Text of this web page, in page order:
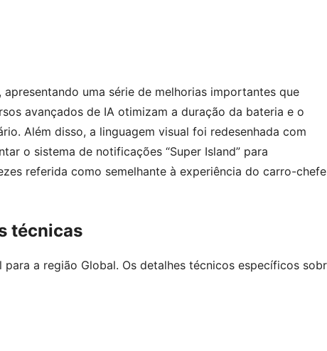
uma série de melhorias importantes que
avançados de IA otimizam a duração da bateria e o
Além disso, a linguagem visual foi redesenhada com
o sistema de notificações “Super Island” para
referida como semelhante à experiência do carro-chefe
técnicas
a região Global. Os detalhes técnicos específicos